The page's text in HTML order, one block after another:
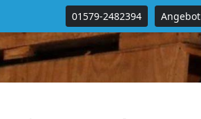
01579-2482394 Angebot